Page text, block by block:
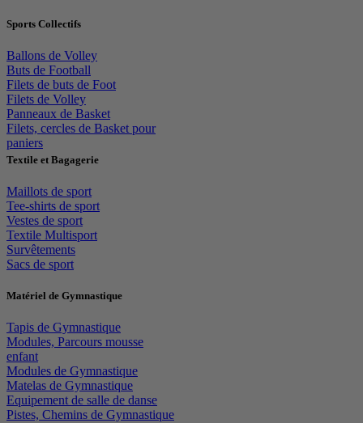
Sports Collectifs
Ballons de Volley
Buts de Football
Filets de buts de Foot
Filets de Volley
Panneaux de Basket
Filets, cercles de Basket pour
paniers
Textile et Bagagerie
Maillots de sport
Tee-shirts de sport
Vestes de sport
Textile Multisport
Survêtements
Sacs de sport
Matériel de Gymnastique
Tapis de Gymnastique
Modules, Parcours mousse
enfant
Modules de Gymnastique
Matelas de Gymnastique
Equipement de salle de danse
Pistes, Chemins de Gymnastique